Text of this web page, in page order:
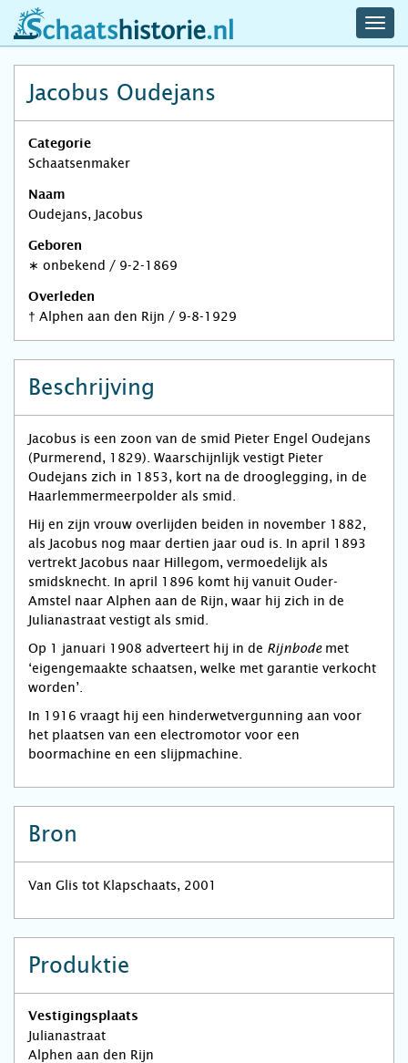
schaatshistorie.nl
Jacobus Oudejans
Categorie
Schaatsenmaker
Naam
Oudejans, Jacobus
Geboren
∗ onbekend / 9-2-1869
Overleden
† Alphen aan den Rijn / 9-8-1929
Beschrijving
Jacobus is een zoon van de smid Pieter Engel Oudejans
(Purmerend, 1829). Waarschijnlijk vestigt Pieter
Oudejans zich in 1853, kort na de drooglegging, in de
Haarlemmermeerpolder als smid.
Hij en zijn vrouw overlijden beiden in november 1882,
als Jacobus nog maar dertien jaar oud is. In april 1893
vertrekt Jacobus naar Hillegom, vermoedelijk als
smidsknecht. In april 1896 komt hij vanuit Ouder-
Amstel naar Alphen aan de Rijn, waar hij zich in de
Julianastraat vestigt als smid.
Op 1 januari 1908 adverteert hij in de Rijnbodemet
‘eigengemaakte schaatsen, welke met garantie verkocht
worden’.
In 1916 vraagt hij een hinderwetvergunning aan voor
het plaatsen van een electromotor voor een
boormachine en een slijpmachine.
Bron
Van Glis tot Klapschaats, 2001
Produktie
Vestigingsplaats
Julianastraat
Alphen aan den Rijn